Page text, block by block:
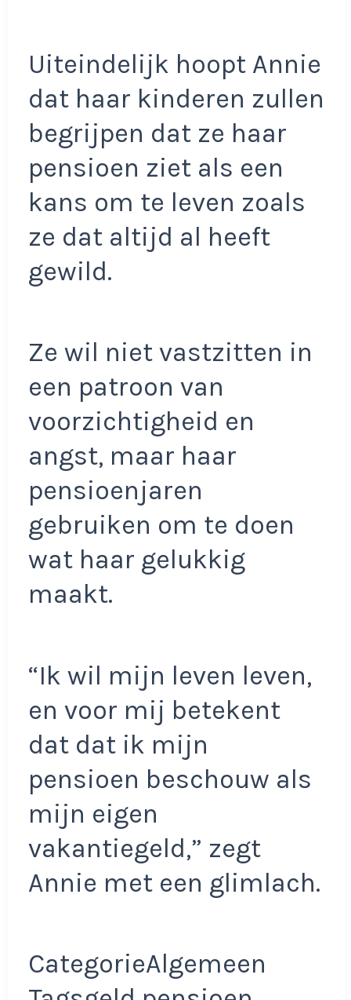
Uiteindelijk hoopt Annie
dat haar kinderen zullen
begrijpen dat ze haar
pensioen ziet als een
kans om te leven zoals
ze dat altijd al heeft
gewild.
Ze wil niet vastzitten in
een patroon van
voorzichtigheid en
angst, maar haar
pensioenjaren
gebruiken om te doen
wat haar gelukkig
maakt.
“Ik wil mijn leven leven,
en voor mij betekent
dat dat ik mijn
pensioen beschouw als
mijn eigen
vakantiegeld,” zegt
Annie met een glimlach.
CategorieAlgemeen